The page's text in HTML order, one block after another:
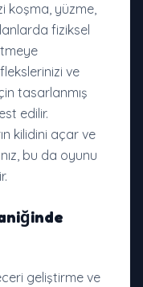
koşma, yüzme,
fiziksel
ve
tasarlanmış
edilir.
kilidini açar ve
bu da oyunu
geliştirme ve